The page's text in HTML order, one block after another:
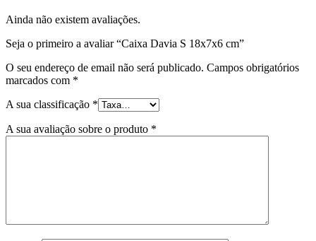
Ainda não existem avaliações.
Seja o primeiro a avaliar “Caixa Davia S 18x7x6 cm”
O seu endereço de email não será publicado. Campos obrigatórios
marcados com *
A sua classificação *
A sua avaliação sobre o produto *